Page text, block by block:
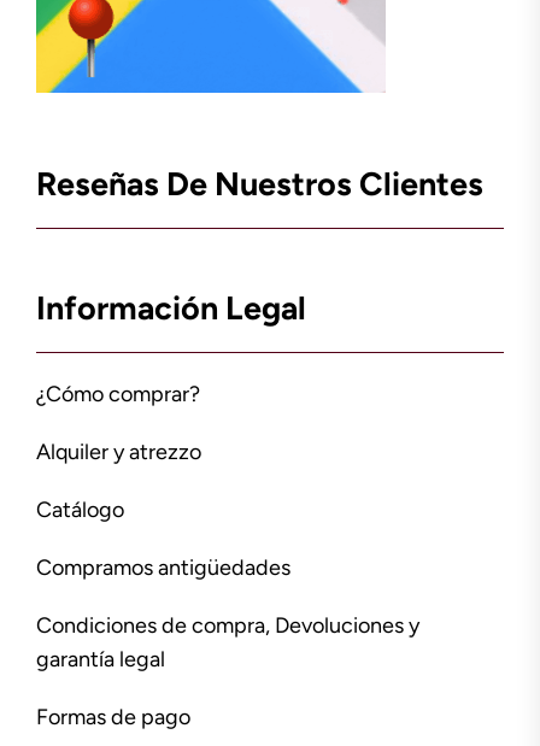
Reseñas De Nuestros Clientes
Información Legal
¿Cómo comprar?
Alquiler y atrezzo
Catálogo
Compramos antigüedades
Condiciones de compra, Devoluciones y
garantía legal
Formas de pago